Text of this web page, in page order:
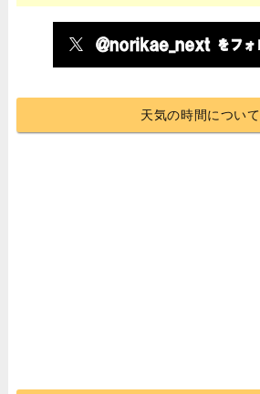
天気の時間について